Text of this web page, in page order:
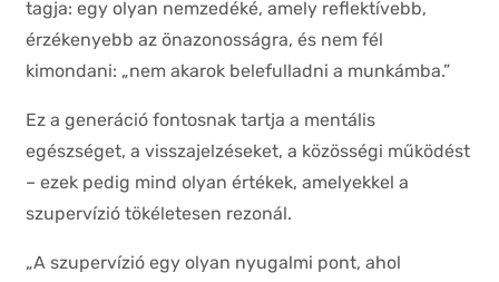
tagja: egy olyan nemzedéké, amely reflektívebb,
érzékenyebb az önazonosságra, és nem fél
kimondani: „nem akarok belefulladni a munkámba.”
Ez a generáció fontosnak tartja a mentális
egészséget, a visszajelzéseket, a közösségi működést
– ezek pedig mind olyan értékek, amelyekkel a
szupervízió tökéletesen rezonál.
„A szupervízió egy olyan nyugalmi pont, ahol